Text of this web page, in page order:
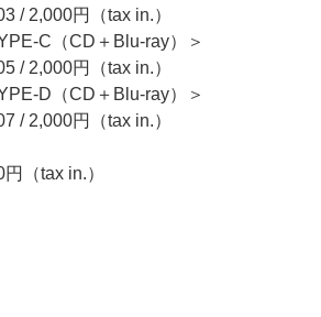
/ 2,000円（tax in.）
C（CD＋Blu-ray）＞
/ 2,000円（tax in.）
D（CD＋Blu-ray）＞
/ 2,000円（tax in.）
（tax in.）